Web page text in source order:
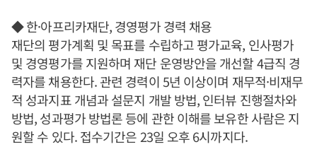
◆ 한·아프리카재단, 경영평가 경력 채용
재단의 평가계획 및 목표를 수립하고 평가교육, 인사평가
및 경영평가를 지원하며 재단 운영방안을 개선할 4급직 경
력자를 채용한다. 관련 경력이 5년 이상이며 재무적·비재무
적 성과지표 개념과 설문지 개발 방법, 인터뷰 진행절차와
방법, 성과평가 방법론 등에 관한 이해를 보유한 사람은 지
원할 수 있다. 접수기간은 23일 오후 6시까지다.